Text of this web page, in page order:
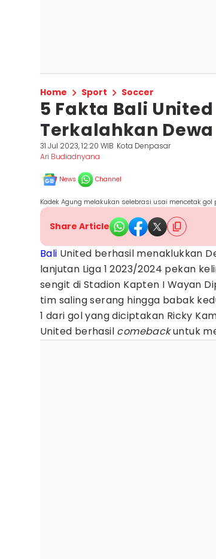
Home Sport Soccer
5 Fakta Bali
Terkalahkan
31 Jul 2023, 12:20 WIB Kota Denpasar
Ari Budiadnyana
News Channel
Kadek Agung melakukan selebrasi usai mencetak gol
Share Article
Bali United berhasil menaklukkan
lanjutan Liga 1 2023/2024 pekan
sengit di Stadion Kapten I Wayan
tim saling serang hingga babak
1 dari gol yang diciptakan Ricky
United berhasil comebackuntuk